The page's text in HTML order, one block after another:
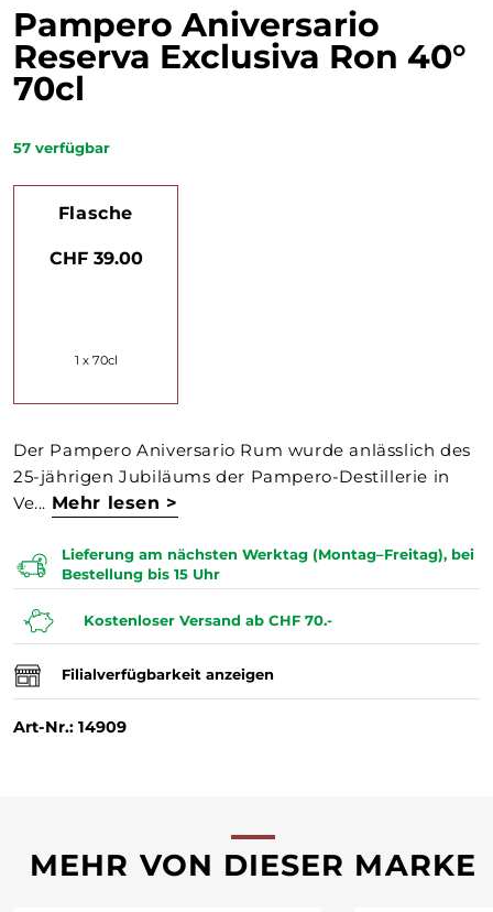
Pampero Aniversario
Reserva Exclusiva Ron 40°
70cl
57 verfügbar
Flasche
CHF 39.00
1 x 70cl
Der Pampero Aniversario Rum wurde anlässlich des
25-jährigen Jubiläums der Pampero-Destillerie in
Ve... Mehr lesen >
Lieferung am nächsten Werktag (Montag–Freitag), bei
Bestellung bis 15 Uhr
Kostenloser Versand ab CHF 70.-
Filialverfügbarkeit anzeigen
Art-Nr.: 14909
MEHR VON DIESER MARKE